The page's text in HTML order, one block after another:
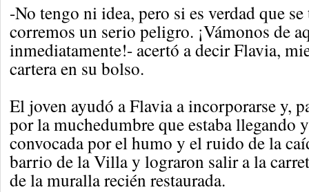
-No tengo ni idea, pero si es verdad que se
corremos un serio peligro. ¡Vámonos de
inmediatamente!- acertó a decir Flavia,
cartera en su bolso.
El joven ayudó a Flavia a incorporarse y,
por la muchedumbre que estaba llegando
convocada por el humo y el ruido de la
barrio de la Villa y lograron salir a la
de la muralla recién restaurada.